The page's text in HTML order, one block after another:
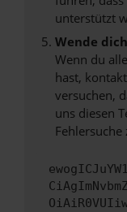
unterstützt
Wende
Wenn du
hast,
versuchen,
uns diesen